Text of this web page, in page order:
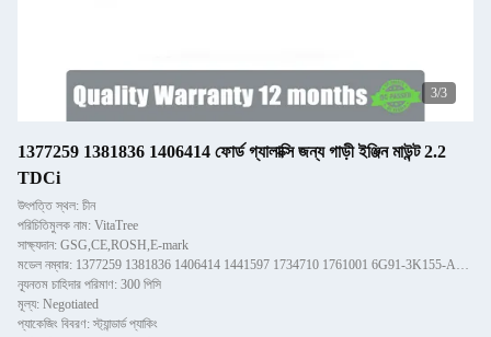
3/3
1377259 1381836 1406414 ফোর্ড গ্যালাক্সি জন্য গাড়ী ইঞ্জিন মাউন্ট 2.2
TDCi
উৎপত্তি স্থল: চীন
পরিচিতিমুলক নাম: VitaTree
সাক্ষ্যদান: GSG,CE,ROSH,E-mark
মডেল নম্বার: 1377259 1381836 1406414 1441597 1734710 1761001 6G91-3K155-AAD
ন্যূনতম চাহিদার পরিমাণ: 300 পিসি
মূল্য: Negotiated
প্যাকেজিং বিবরণ: স্ট্যান্ডার্ড প্যাকিং